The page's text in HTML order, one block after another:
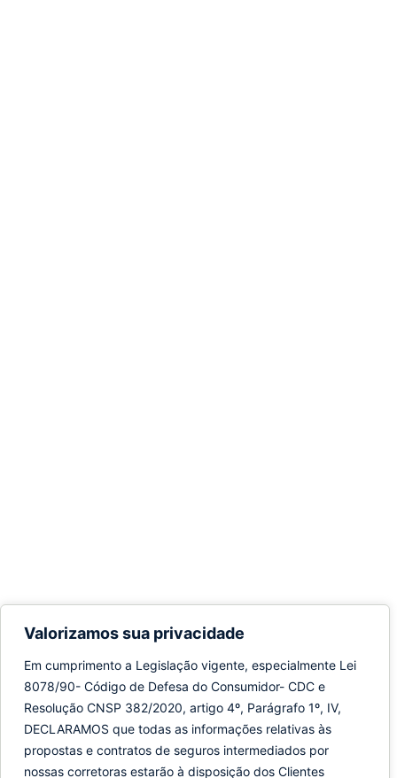
Valorizamos sua privacidade
Em cumprimento a Legislação vigente, especialmente Lei
8078/90- Código de Defesa do Consumidor- CDC e
Resolução CNSP 382/2020, artigo 4º, Parágrafo 1º, IV,
DECLARAMOS que todas as informações relativas às
propostas e contratos de seguros intermediados por
nossas corretoras estarão à disposição dos Clientes